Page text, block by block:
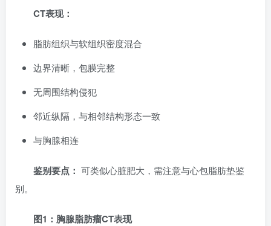
CT表现：
脂肪组织与软组织密度混合
边界清晰，包膜完整
无周围结构侵犯
邻近纵隔，与相邻结构形态一致
与胸腺相连
鉴别要点： 可类似心脏肥大，需注意与心包脂肪垫鉴
别。
图1：胸腺脂肪瘤CT表现